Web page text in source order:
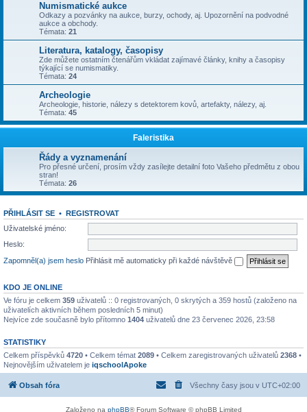
Numismatické aukce
Odkazy a pozvánky na aukce, burzy, ochody, aj. Upozornění na podvodné
aukce a obchody.
Témata: 21
Literatura, katalogy, časopisy
Zde můžete ostatním čtenářům vkládat zajímavé články, knihy a časopisy
týkající se numismatiky.
Témata: 24
Archeologie
Archeologie, historie, nálezy s detektorem kovů, artefakty, nálezy, aj.
Témata: 45
Faleristika
Řády a vyznamenání
Pro přesné určení, prosím vždy zasílejte detailní foto Vašeho předmětu z obou
stran!
Témata: 26
PŘIHLÁSIT SE • REGISTROVAT
Uživatelské jméno:
Heslo:
Zapomněl(a) jsem heslo Přihlásit mě automaticky při každé návštěvě
KDO JE ONLINE
Ve fóru je celkem 359 uživatelů :: 0 registrovaných, 0 skrytých a 359 hostů (založeno na
uživatelích aktivních během posledních 5 minut)
Nejvíce zde současně bylo přítomno 1404 uživatelů dne 23 červenec 2026, 23:58
STATISTIKY
Celkem příspěvků 4720 • Celkem témat 2089 • Celkem zaregistrovaných uživatelů 2368 •
Nejnovějším uživatelem je iqschoolApoke
Obsah fóra Všechny časy jsou v UTC+02:00
Založeno na phpBB® Forum Software © phpBB Limited